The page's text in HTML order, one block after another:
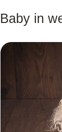
Baby in